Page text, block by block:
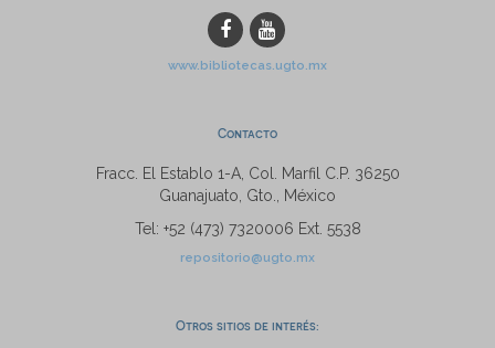
www.bibliotecas.ugto.mx
Contacto
Fracc. El Establo 1-A, Col. Marfil C.P. 36250
Guanajuato, Gto., México
Tel: +52 (473) 7320006 Ext. 5538
repositorio@ugto.mx
Otros sitios de interés: